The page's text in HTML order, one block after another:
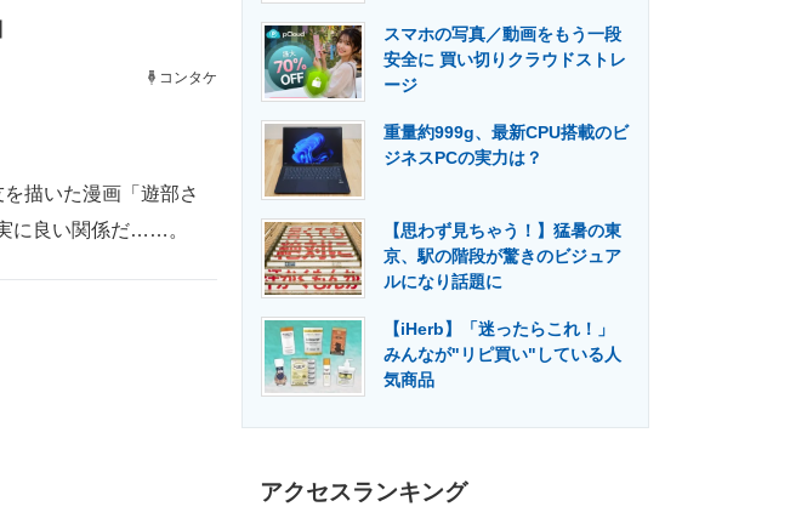
エネルギーの専門メディア 建設×テクノロジーの最前線
コンタケ
描いた漫画「遊部さ
に良い関係だ……。
スマホの写真／動画をもう一段
安全に 買い切りクラウドストレ
ージ
重量約999g、最新CPU搭載のビ
ジネスPCの実力は？
【思わず見ちゃう！】猛暑の東
京、駅の階段が驚きのビジュア
ルになり話題に
【iHerb】「迷ったらこれ！」
みんなが"リピ買い"している人
気商品
アクセスランキング